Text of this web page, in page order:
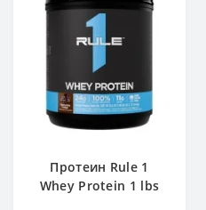
Протеин Rule 1
Whey Protein 1 lbs